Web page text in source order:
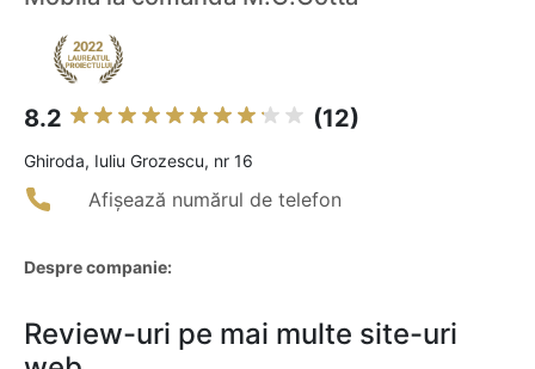
8.2 (12)
Ghiroda, Iuliu Grozescu, nr 16
Afișează numărul de telefon
Despre companie:
Review-uri pe mai multe site-uri